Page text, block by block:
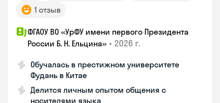
1 отзыв
ФГАОУ ВО «УрФУ имени первого Президента
России Б. Н. Ельцина» • 2026 г.
Обучалась в престижном университете
Фудань в Китае
Делится личным опытом общения с
носителями языка